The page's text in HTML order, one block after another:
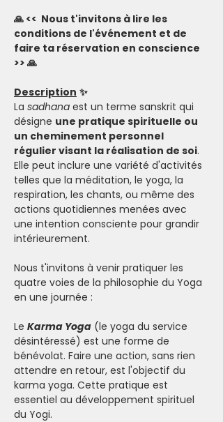
🙏 <<  Nous t'invitons à lire les
conditions de l'événement et de
faire ta réservation en conscience
>> 🙏
Description ✨
La sadhana est un terme sanskrit qui
désigne une pratique spirituelle ou
un cheminement personnel
régulier visant la réalisation de soi.
Elle peut inclure une variété d'activités
telles que la méditation, le yoga, la
respiration, les chants, ou même des
actions quotidiennes menées avec
une intention consciente pour grandir
intérieurement.
Nous t'invitons à venir pratiquer les
quatre voies de la philosophie du Yoga
en une journée :
Le Karma Yoga (le yoga du service
désintéressé) est une forme de
bénévolat. Faire une action, sans rien
attendre en retour, est l'objectif du
karma yoga. Cette pratique est
essentiel au développement spirituel
du Yogi.